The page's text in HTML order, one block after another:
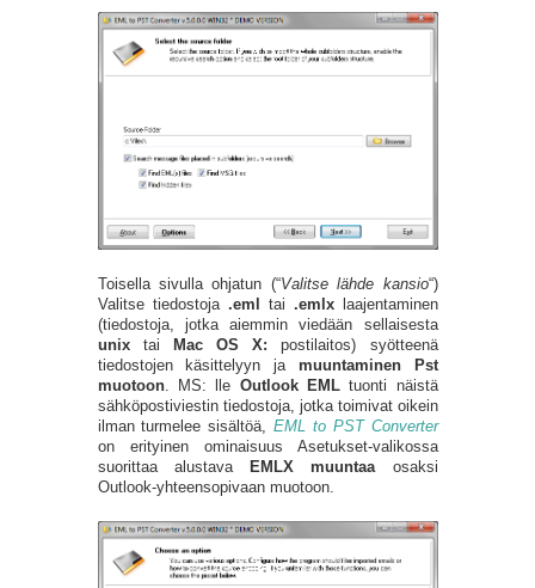
Toisella sivulla ohjatun (“Valitse lähde kansio“)
Valitse tiedostoja .eml tai .emlxlaajentaminen
(tiedostoja, jotka aiemmin viedään sellaisesta
unixtai Mac OS X: postilaitos) syötteenä
tiedostojen käsittelyyn ja muuntaminen Pst
muotoon. MS: lle Outlook EMLtuonti näistä
sähköpostiviestin tiedostoja, jotka toimivat oikein
ilman turmelee sisältöä, EML to PST Converter
on erityinen ominaisuus Asetukset-valikossa
suorittaa alustava
EMLX muuntaaosaksi
Outlook-yhteensopivaan muotoon.